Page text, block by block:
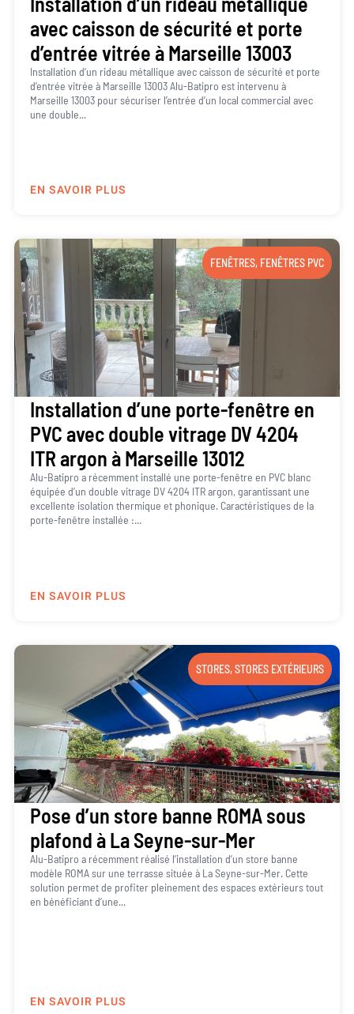
avec caisson de sécurité et porte
d’entrée vitrée à Marseille 13003
Installation d’un rideau métallique avec caisson de sécurité et porte
d’entrée vitrée à Marseille 13003 Alu-Batipro est intervenu à
Marseille 13003 pour sécuriser l’entrée d’un local commercial avec
une double...
EN SAVOIR PLUS
FENÊTRES, FENÊTRES PVC
Installation d’une porte-fenêtre en
PVC avec double vitrage DV 4204
ITR argon à Marseille 13012
Alu-Batipro a récemment installé une porte-fenêtre en PVC blanc
équipée d’un double vitrage DV 4204 ITR argon, garantissant une
excellente isolation thermique et phonique. Caractéristiques de la
porte-fenêtre installée :...
EN SAVOIR PLUS
STORES,STORES EXTÉRIEURS
Pose d’un store banne ROMA sous
plafond à La Seyne-sur-Mer
Alu-Batipro a récemment réalisé l’installation d’un store banne
modèle ROMA sur une terrasse située à La Seyne-sur-Mer. Cette
solution permet de profiter pleinement des espaces extérieurs tout
en bénéficiant d’une...
EN SAVOIR PLUS